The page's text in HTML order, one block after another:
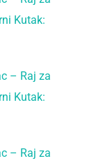
Kutak:
– Raj za
Kutak:
– Raj za